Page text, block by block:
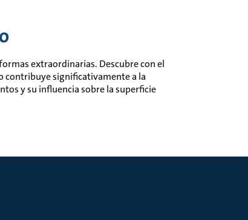
extraordinarias. Descubre con el
contribuye significativamente a la
y su influencia sobre la superficie